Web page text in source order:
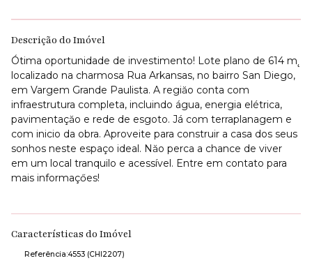
Descrição do Imóvel
Ótima oportunidade de investimento! Lote plano de 614 m˛
localizado na charmosa Rua Arkansas, no bairro San Diego,
em Vargem Grande Paulista. A regiăo conta com
infraestrutura completa, incluindo água, energia elétrica,
pavimentaçăo e rede de esgoto. Já com terraplanagem e
com inicio da obra. Aproveite para construir a casa dos seus
sonhos neste espaço ideal. Năo perca a chance de viver
em um local tranquilo e acessível. Entre em contato para
mais informaçőes!
Características do Imóvel
Referência:4553 (CHI2207)